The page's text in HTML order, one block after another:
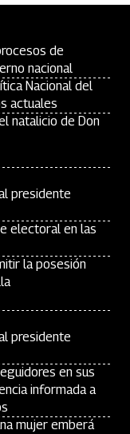
de
nacional
Nacional del
actuales
natalicio de Don
presidente
electoral en las
la posesión
presidente
en sus
informada a
mujer emberá